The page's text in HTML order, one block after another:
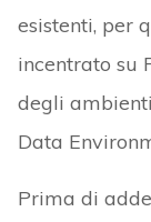
esistenti, per
incentrato su
degli
Data
Prima di